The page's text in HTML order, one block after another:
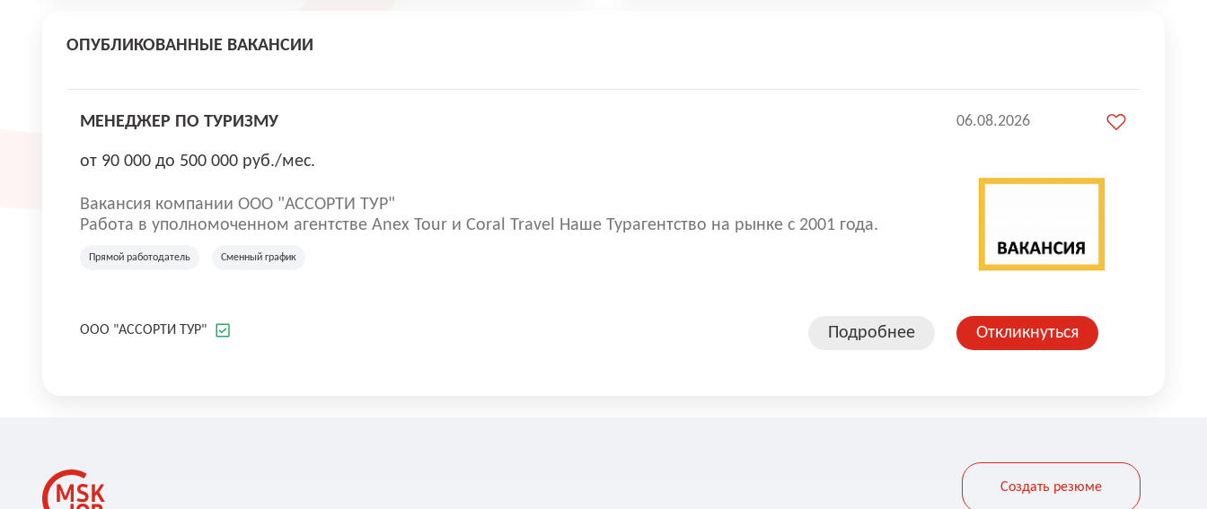
ОПУБЛИКОВАННЫЕ ВАКАНСИИ
МЕНЕДЖЕР ПО ТУРИЗМУ
от 90 000 до 500 000 руб./мес.
Вакансия компании ООО "АССОРТИ ТУР"
Работа в уполномоченном агентстве Anex Tour и Coral Travel Наше Турагентство на рынке с 2001 года.
Прямой работодатель Сменный график
ООО "АССОРТИ ТУР" Подробнее
06.08.2026
Откликнуться
Создать резюме